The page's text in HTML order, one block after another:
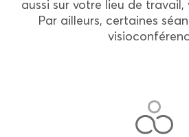
aussi sur votre lieu de travail,
Par ailleurs, certaines